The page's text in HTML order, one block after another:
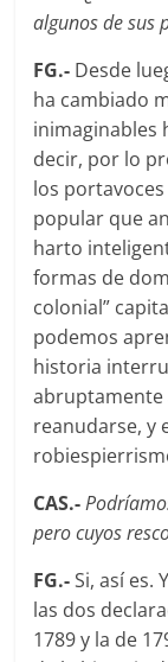
algunos de sus
FG.- Desde
ha cambiado
inimaginables
decir, por lo
los
popular que
harto
formas de
colonial”
podemos
historia
abruptamente
reanudarse, y
CAS.-
pero cuyos
FG.-Si, así­ es.
las dos
1789 y la de